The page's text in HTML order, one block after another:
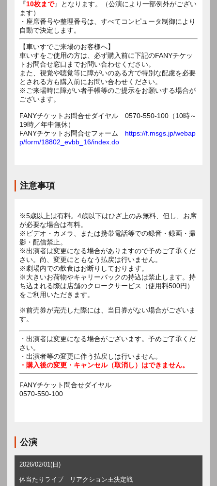
『10枚まで』となります。（公演により一部例外がござい
ます）
・座席番号や整理番号は、すべてコンピュータ制御により
自動で決定します。
【車いすでご来場のお客様へ】
車いすをご使用の方は、必ず購入前に下記のFANYチケッ
トお問合せ窓口までお問い合わせください。
また、視覚や聴覚等に障がいのある方で特別な配慮を必要
とされる方も購入前にお問い合わせください。
※ご来場時に障がい者手帳等のご提示をお願いする場合が
ございます。
FANYチケットお問合せダイヤル 0570-550-100（10時～
19時／年中無休）
FANYチケットお問合せフォーム https://f.msgs.jp/webap
p/form/18802_evbb_16/index.do
注意事項
※5歳以上は有料。4歳以下はひざ上のみ無料、但し、お席
が必要な場合は有料。
※ビデオ・カメラ、または携帯電話等での録音・録画・撮
影・配信禁止。
※出演者は変更になる場合がありますので予めご了承くだ
さい。尚、変更にともなう払戻は行いません。
※劇場内での飲食はお断りしております。
※大きいお荷物やキャリーバックの持込は禁止します。持
ち込まれる際は店舗のクロークサービス（使用料500円）
をご利用いただきます。
※前売券が完売した際には、当日券がない場合がございま
す。
・出演者は変更になる場合がございます。予めご了承くだ
さい。
・出演者等の変更に伴う払戻しは行いません。
・購入後の変更・キャンセル（取消し）はできません。
FANYチケット問合せダイヤル
0570-550-100
公演
2026/02/01(日)
体当たりライブ リアクション王決定戦